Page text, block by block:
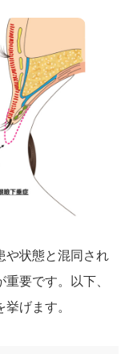
や状態と混同され
要です。以下、
げます。